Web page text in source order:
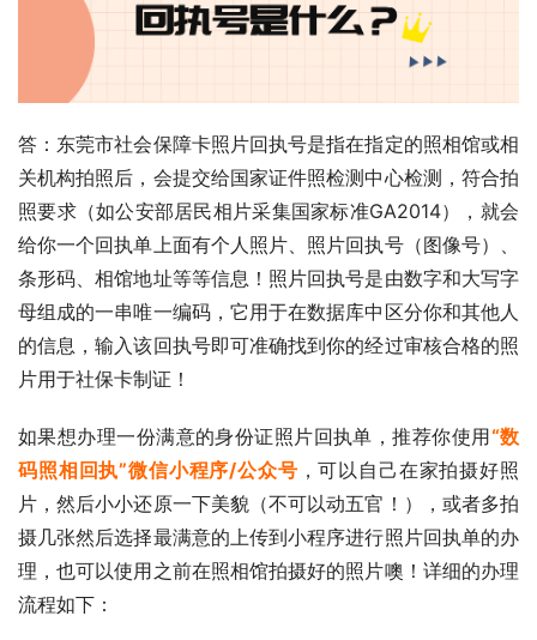
答：东莞市社会保障卡照片回执号是指在指定的照相馆或相
关机构拍照后，会提交给国家证件照检测中心检测，符合拍
照要求（如公安部居民相片采集国家标准GA2014），就会
给你一个回执单上面有个人照片、照片回执号（图像号）、
条形码、相馆地址等等信息！照片回执号是由数字和大写字
母组成的一串唯一编码，它用于在数据库中区分你和其他人
的信息，输入该回执号即可准确找到你的经过审核合格的照
片用于社保卡制证！
如果想办理一份满意的身份证照片回执单，推荐你使用“数
码照相回执”微信小程序/公众号 ，可以自己在家拍摄好照
片，然后小小还原一下美貌（不可以动五官！），或者多拍
摄几张然后选择最满意的上传到小程序进行照片回执单的办
理，也可以使用之前在照相馆拍摄好的照片噢！详细的办理
流程如下：